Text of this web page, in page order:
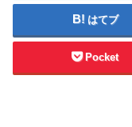
はてブ
Pocket